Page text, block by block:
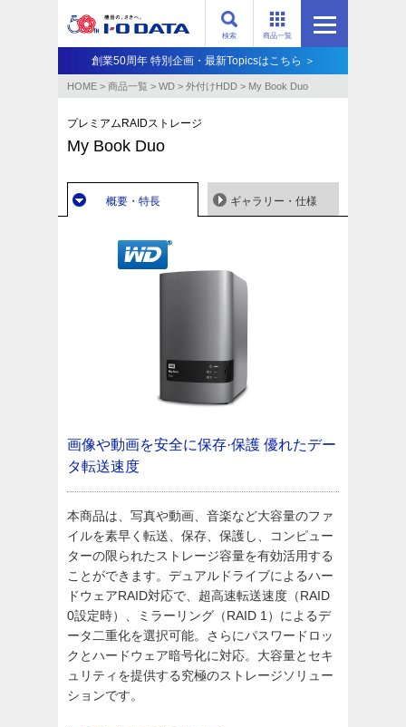
商品一覧
検索
創業50周年 特別企画・最新Topicsはこちら ＞
HOME > 商品一覧 > WD > 外付けHDD > My Book Duo
プレミアムRAIDストレージ
My Book Duo
概要・特長 ギャラリー・仕様
画像や動画を安全に保存·保護 優れたデー
タ転送速度
本商品は、写真や動画、音楽など大容量のファ
イルを素早く転送、保存、保護し、コンピュー
ターの限られたストレージ容量を有効活用する
ことができます。デュアルドライブによるハー
ドウェアRAID対応で、超高速転送速度（RAID
0設定時）、ミラーリング（RAID 1）によるデ
ータ二重化を選択可能。さらにパスワードロッ
クとハードウェア暗号化に対応。大容量とセキ
ュリティを提供する究極のストレージソリュー
ションです。